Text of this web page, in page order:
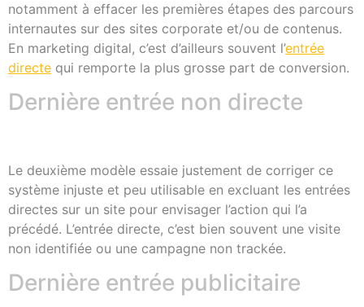
notamment à effacer les premières étapes des parcours
internautes sur des sites corporate et/ou de contenus.
En marketing digital, c’est d’ailleurs souvent l’entrée
directe qui remporte la plus grosse part de conversion.
Dernière entrée non directe
Le deuxième modèle essaie justement de corriger ce
système injuste et peu utilisable en excluant les entrées
directes sur un site pour envisager l’action qui l’a
précédé. L’entrée directe, c’est bien souvent une visite
non identifiée ou une campagne non trackée.
Dernière entrée publicitaire